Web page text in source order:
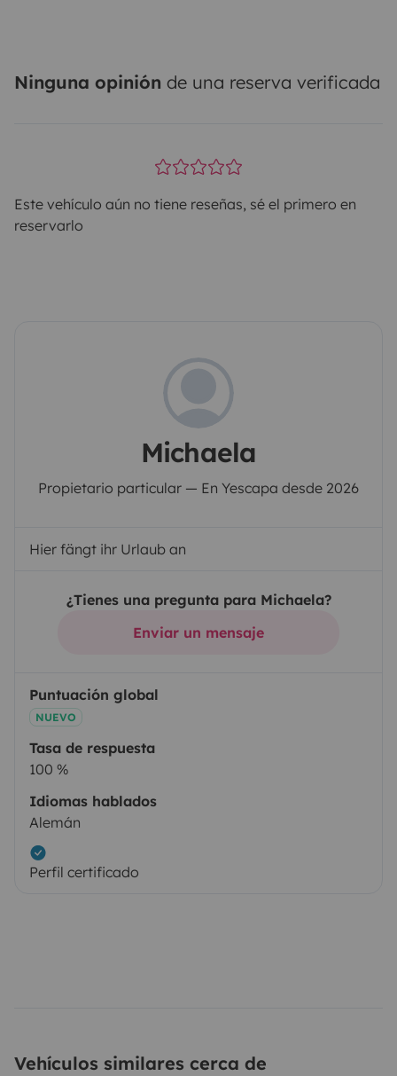
Ninguna opinión de una reserva verificada
Este vehículo aún no tiene reseñas, sé el primero en
reservarlo
Michaela
Propietario particular — En Yescapa desde 2026
Hier fängt ihr Urlaub an
¿Tienes una pregunta para Michaela?
Enviar un mensaje
Puntuación global
NUEVO
Tasa de respuesta
100 %
Idiomas hablados
Alemán
Perfil certificado
Vehículos similares cerca de